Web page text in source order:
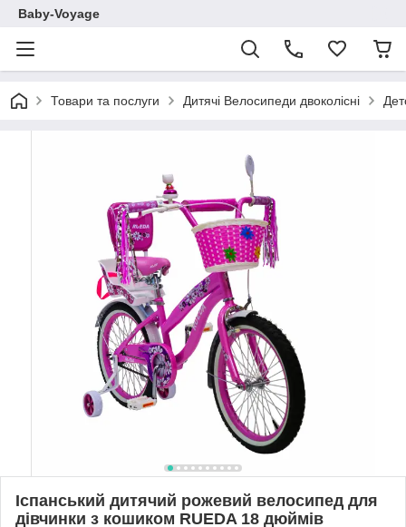
Baby-Voyage
Товари та послуги Дитячі Велосипеди двоколісні
Іспанський дитячий рожевий велосипед для
дівчинки з кошиком RUEDA 18 дюймів